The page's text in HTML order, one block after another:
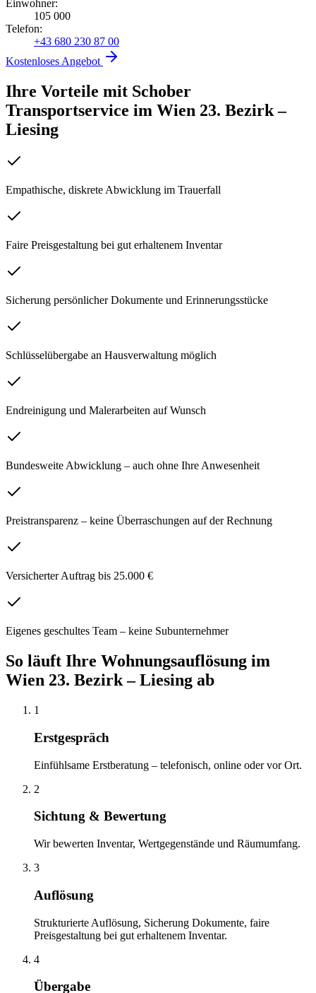
Einwohner:
105 000
Telefon:
+43 680 230 87 00
Kostenloses Angebot
Ihre Vorteile mit Schober
Transportservice im Wien 23. Bezirk –
Liesing
Empathische, diskrete Abwicklung im Trauerfall
Faire Preisgestaltung bei gut erhaltenem Inventar
Sicherung persönlicher Dokumente und Erinnerungsstücke
Schlüsselübergabe an Hausverwaltung möglich
Endreinigung und Malerarbeiten auf Wunsch
Bundesweite Abwicklung – auch ohne Ihre Anwesenheit
Preistransparenz – keine Überraschungen auf der Rechnung
Versicherter Auftrag bis 25.000 €
Eigenes geschultes Team – keine Subunternehmer
So läuft Ihre Wohnungsauflösung im
Wien 23. Bezirk – Liesing ab
1
Erstgespräch
Einfühlsame Erstberatung – telefonisch, online oder vor Ort.
2
Sichtung & Bewertung
Wir bewerten Inventar, Wertgegenstände und Räumumfang.
3
Auflösung
Strukturierte Auflösung, Sicherung Dokumente, faire
Preisgestaltung bei gut erhaltenem Inventar.
4
Übergabe